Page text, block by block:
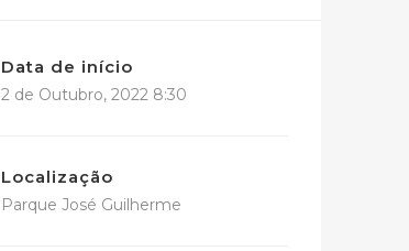
Data de início
2 de Outubro, 2022 8:30
Localização
Parque José Guilherme